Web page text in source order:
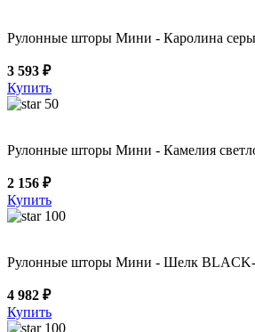
Рулонные шторы Мини - Каролина
3 593 ₽
Купить
50
Рулонные шторы Мини - Камелия
2 156 ₽
Купить
100
Рулонные шторы Мини - Шелк BLACK-
4 982 ₽
Купить
100